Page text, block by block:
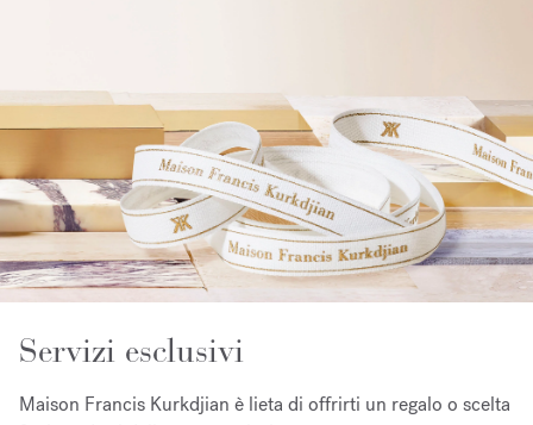
Servizi esclusivi
Maison Francis Kurkdjian è lieta di offrirti un regalo o scelta